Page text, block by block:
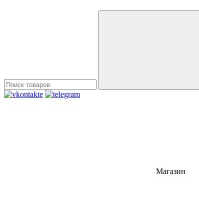
Магазин